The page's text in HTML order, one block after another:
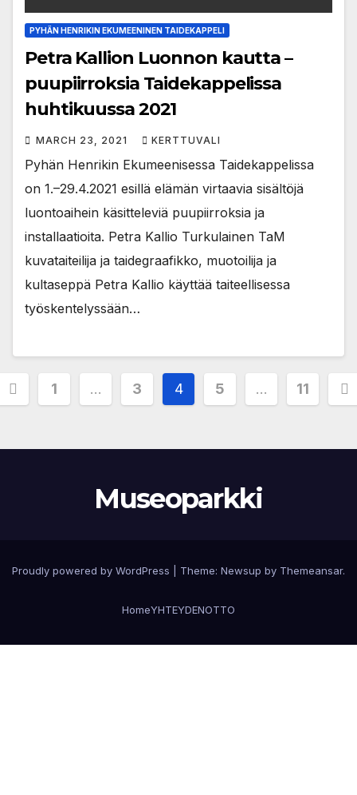
PYHÄN HENRIKIN EKUMEENINEN TAIDEKAPPELI
Petra Kallion Luonnon kautta –
puupiirroksia Taidekappelissa
huhtikuussa 2021
MARCH 23, 2021 KERTTUVALI
Pyhän Henrikin Ekumeenisessa Taidekappelissa
on 1.–29.4.2021 esillä elämän virtaavia sisältöjä
luontoaihein käsitteleviä puupiirroksia ja
installaatioita. Petra Kallio Turkulainen TaM
kuvataiteilija ja taidegraafikko, muotoilija ja
kultaseppä Petra Kallio käyttää taiteellisessa
työskentelyssään…
1 … 3 4 5 … 11
Museoparkki
Proudly powered by WordPress Theme: Newsup by Themeansar.
HomeYHTEYDENOTTO